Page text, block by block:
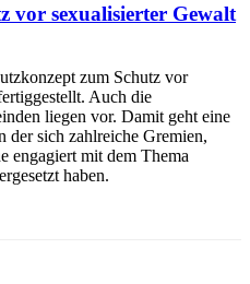
vor sexualisierter Gewalt
zum Schutz vor
Auch die
liegen vor. Damit geht eine
der sich zahlreiche Gremien,
engagiert mit dem Thema
haben.